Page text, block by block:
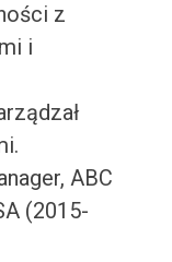
z
i
ABC
(2015-